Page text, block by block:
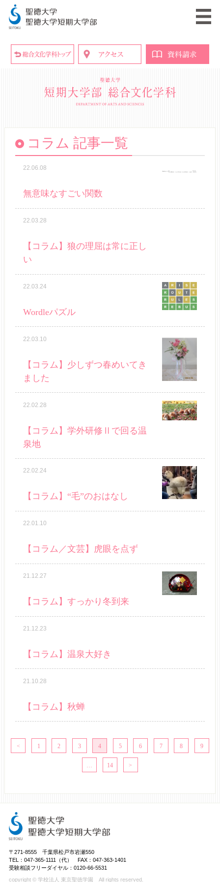
コラム 記事一覧
22.06.08
無意味なすごい関数
22.03.28
【コラム】狼の理屈は常に正し
い
22.03.24
Wordleパズル
22.03.10
【コラム】少しずつ春めいてき
ました
22.02.28
【コラム】学外研修Ⅱで回る温
泉地
22.02.24
【コラム】“毛”のおはなし
22.01.10
【コラム／文芸】虎眼を点ず
21.12.27
【コラム】すっかり冬到来
21.12.23
【コラム】温泉大好き
21.10.28
【コラム】秋蝉
1 2 3 4 5 6 7 8 9
… 14
〒271-8555 千葉県松戸市岩瀬550
TEL：047-365-1111（代） FAX：047-363-1401
受験相談フリーダイヤル：0120-66-5531
copyright © 学校法人 東京聖徳学園 All rights reserved.